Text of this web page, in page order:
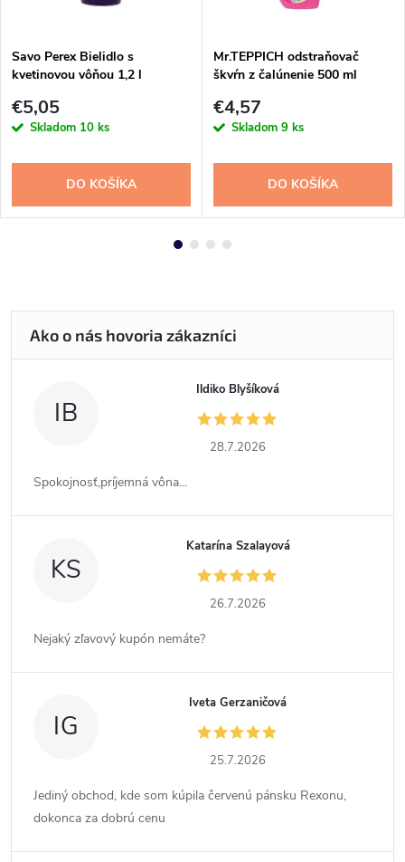
Savo Perex Bielidlo s
kvetinovou vôňou 1,2 l
€5,05
Skladom 10 ks
DO KOŠÍKA
Mr.TEPPICH odstraňovač
škvŕn z čalúnenie 500 ml
€4,57
Skladom 9 ks
DO KOŠÍKA
IB
Ildiko Blyšíková
28.7.2026
Spokojnosť,príjemná vôna...
KS
Katarína Szalayová
26.7.2026
Nejaký zľavový kupón nemáte?
IG
Iveta Gerzaničová
25.7.2026
Jediný obchod, kde som kúpila červenú pánsku Rexonu,
dokonca za dobrú cenu